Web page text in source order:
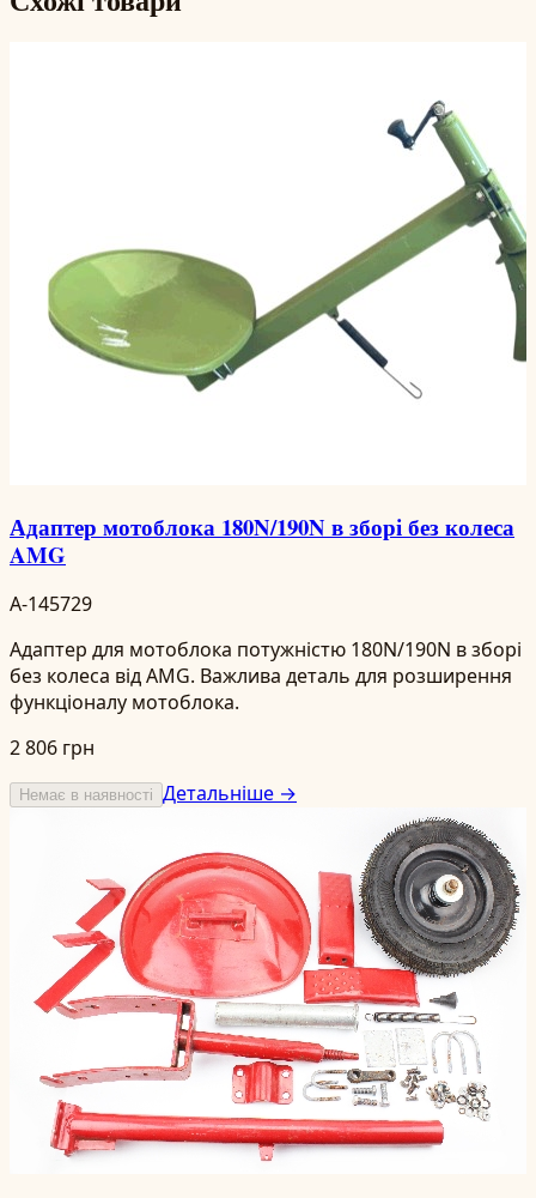
Адаптер мотоблока 180N/190N в зборі без колеса
AMG
A-145729
Адаптер для мотоблока потужністю 180N/190N в зборі
без колеса від AMG. Важлива деталь для розширення
функціоналу мотоблока.
2 806 грн
Немає в наявності Детальніше →